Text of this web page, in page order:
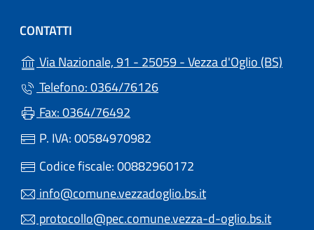
CONTATTI
Via Nazionale, 91 - 25059 - Vezza d'Oglio (BS)
Telefono: 0364/76126
Fax: 0364/76492
P. IVA: 00584970982
Codice fiscale: 00882960172
info@comune.vezzadoglio.bs.it
protocollo@pec.comune.vezza-d-oglio.bs.it